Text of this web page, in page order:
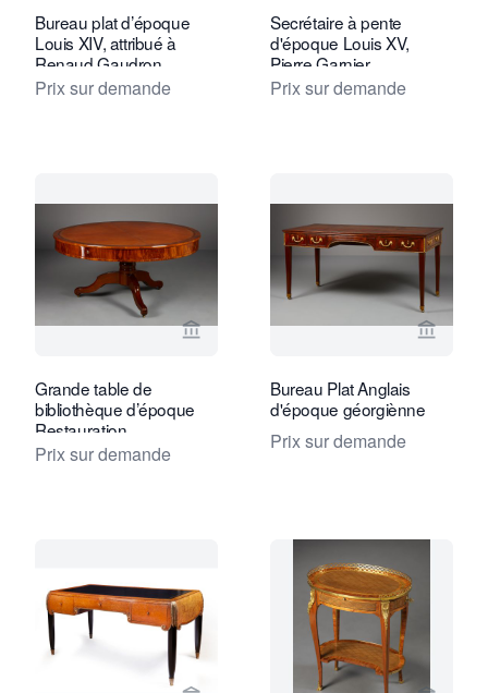
Bureau plat d’époque
Louis XIV, attribué à
Renaud Gaudron
Prix sur demande
Secrétaire à pente
d'époque Louis XV,
Pierre Garnier
Prix sur demande
Voir la page vendeur de Kollenburg
Grande table de
bibliothèque d’époque
Restauration
Prix sur demande
Voir la
Bureau Plat Anglais
d'époque géorgiènne
Prix sur demande